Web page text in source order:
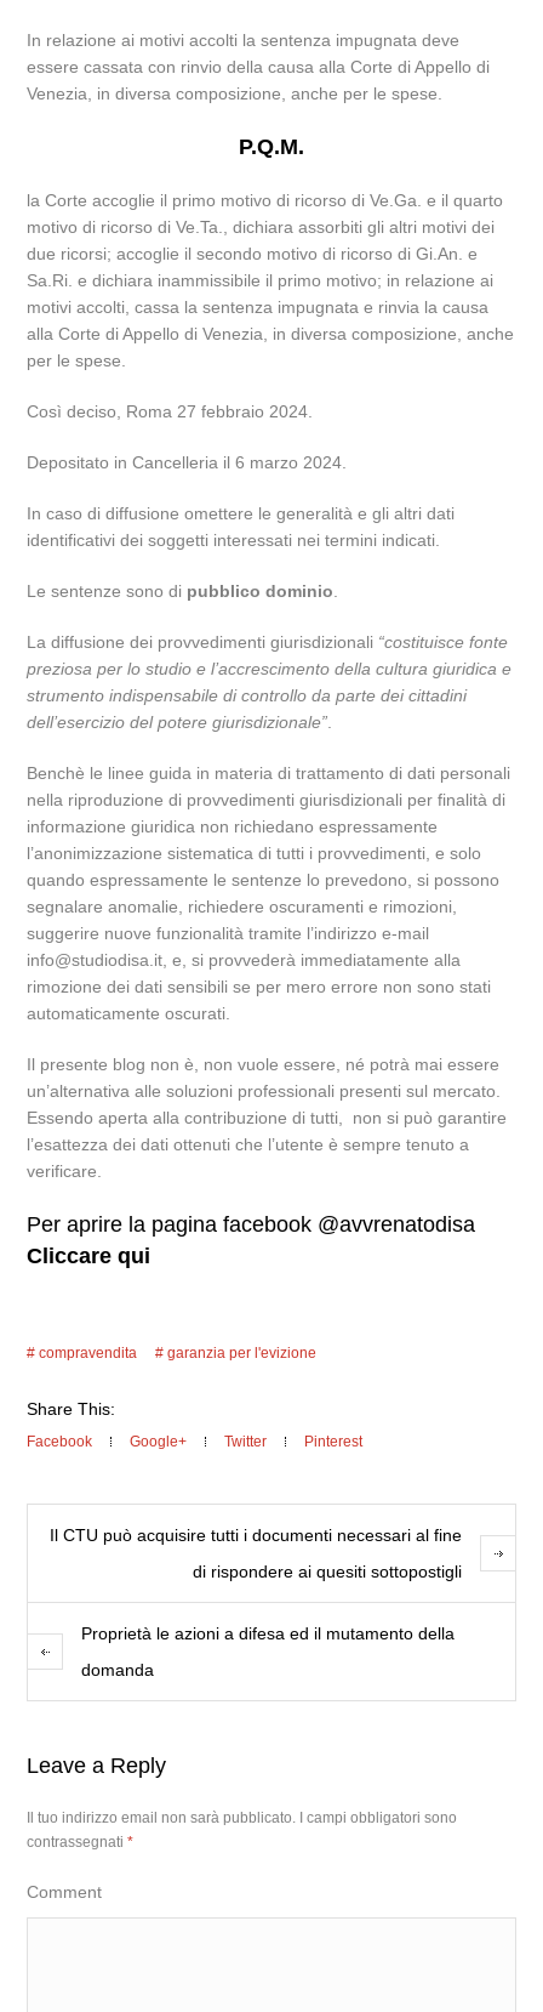
In relazione ai motivi accolti la sentenza impugnata deve
essere cassata con rinvio della causa alla Corte di Appello di
Venezia, in diversa composizione, anche per le spese.
P.Q.M.
la Corte accoglie il primo motivo di ricorso di Ve.Ga. e il quarto
motivo di ricorso di Ve.Ta., dichiara assorbiti gli altri motivi dei
due ricorsi; accoglie il secondo motivo di ricorso di Gi.An. e
Sa.Ri. e dichiara inammissibile il primo motivo; in relazione ai
motivi accolti, cassa la sentenza impugnata e rinvia la causa
alla Corte di Appello di Venezia, in diversa composizione, anche
per le spese.
Così deciso, Roma 27 febbraio 2024.
Depositato in Cancelleria il 6 marzo 2024.
In caso di diffusione omettere le generalità e gli altri dati
identificativi dei soggetti interessati nei termini indicati.
Le sentenze sono di pubblico dominio
La diffusione dei provvedimenti giurisdizionali “costituisce fonte
preziosa per lo studio e l’accrescimento della cultura giuridica e
strumento indispensabile di controllo da parte dei cittadini
dell’esercizio del potere giurisdizionale”
Benchè le linee guida in materia di trattamento di dati personali
nella riproduzione di provvedimenti giurisdizionali per finalità di
informazione giuridica non richiedano espressamente
l’anonimizzazione sistematica di tutti i provvedimenti, e solo
quando espressamente le sentenze lo prevedono, si possono
segnalare anomalie, richiedere oscuramenti e rimozioni,
suggerire nuove funzionalità tramite l’indirizzo e-mail
info@studiodisa.it, e, si provvederà immediatamente alla
rimozione dei dati sensibili se per mero errore non sono stati
automaticamente oscurati.
Il presente blog non è, non vuole essere, né potrà mai essere
un’alternativa alle soluzioni professionali presenti sul mercato.
Essendo aperta alla contribuzione di tutti, non si può garantire
l’esattezza dei dati ottenuti che l’utente è sempre tenuto a
verificare.
Per aprire la pagina facebook @avvrenatodisa
Cliccare qui
compravendita garanzia per l'evizione
Share This:
Facebook Google+ Twitter Pinterest
Il CTU può acquisire tutti i documenti necessari al fine
di rispondere ai quesiti sottopostigli
Proprietà le azioni a difesa ed il mutamento della
domanda
Leave a Reply
Il tuo indirizzo email non sarà pubblicato.
I campi obbligatori sono
contrassegnati*
Comment